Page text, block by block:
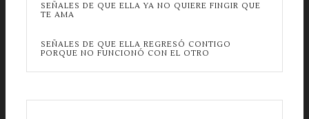
SEÑALES DE QUE ELLA YA NO QUIERE FINGIR QUE
TE AMA
SEÑALES DE QUE ELLA REGRESÓ CONTIGO
PORQUE NO FUNCIONÓ CON EL OTRO